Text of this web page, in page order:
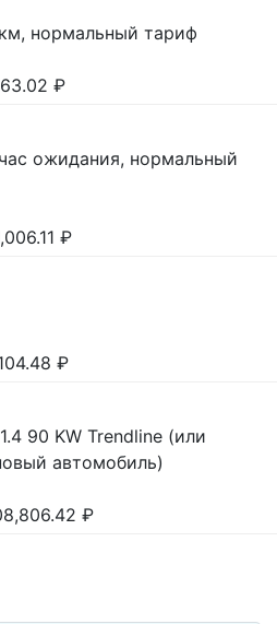
нормальный тариф
63.02 ₽
ожидания, нормальный
₽
₽
90 KW Trendline (или
автомобиль)
₽